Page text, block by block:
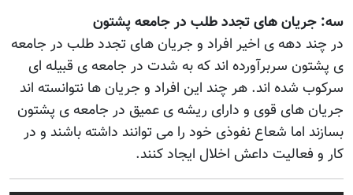
سه: جریان های تجدد طلب در جامعه پشتون
در چند دهه ی اخیر افراد و جریان های تجدد طلب در جامعه
ی پشتون سربرآورده اند که به شدت در جامعه ی قبیله ای
سرکوب شده اند. هر چند این افراد و جریان ها نتوانسته اند
جریان های قوی و دارای ریشه ی عمیق در جامعه ی پشتون
بسازند اما شعاع نفوذی خود را می توانند داشته باشند و در
کار و فعالیت داعش اخلال ایجاد کنند.